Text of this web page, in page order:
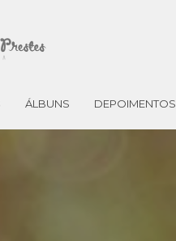
ÁLBUNS DEPOIMENTOS